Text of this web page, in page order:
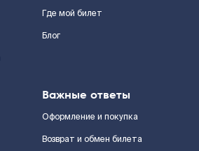
Где мой билет
Блог
Важные ответы
Оформление и покупка
Возврат и обмен билета